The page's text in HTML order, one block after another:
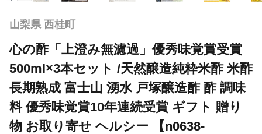
山梨県 西桂町
心の酢「上澄み無濾過」優秀味覚賞受賞
500ml×3本セット /天然醸造純粋米酢 米酢
長期熟成 富士山 湧水 戸塚醸造酢 酢 調味
料 優秀味覚賞10年連続受賞 ギフト 贈り
物 お取り寄せ ヘルシー 【n0638-